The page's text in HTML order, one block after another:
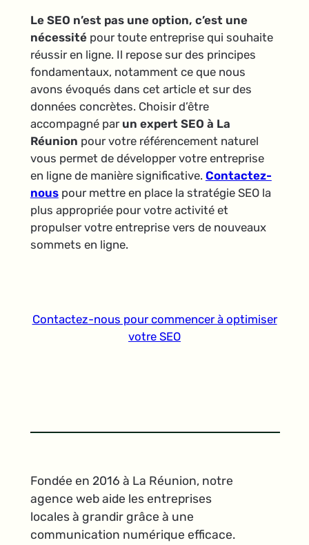
Le SEO n’est pas une option, c’est une
nécessitépour toute entreprise qui souhaite
réussir en ligne. Il repose sur des principes
fondamentaux, notamment ce que nous
avons évoqués dans cet article et sur des
données concrètes. Choisir d’être
accompagné par un expert SEO à La
Réunion pour votre référencement naturel
vous permet de développer votre entreprise
en ligne de manière significative. Contactez-
nouspour mettre en place la stratégie SEO la
plus appropriée pour votre activité et
propulser votre entreprise vers de nouveaux
sommets en ligne.
Contactez-nous pour commencer à optimiser
votre SEO
Fondée en 2016 à La Réunion, notre
agence web aide les entreprises
locales à grandir grâce à une
communication numérique efficace.